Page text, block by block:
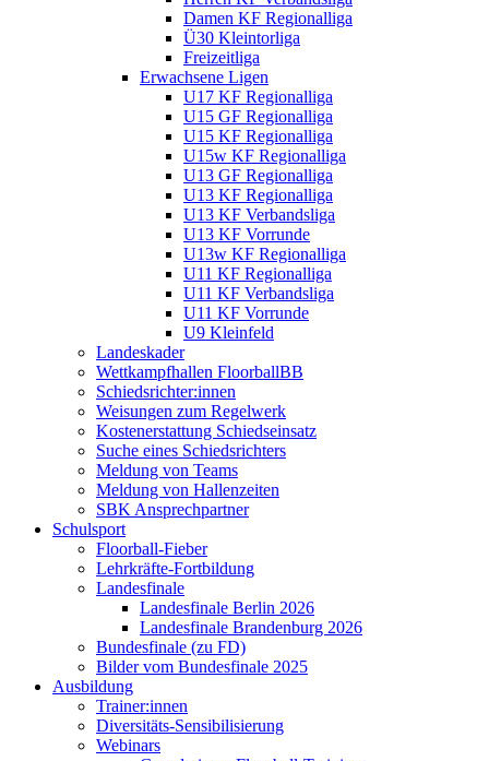
Damen KF Regionalliga
Ü30 Kleintorliga
Freizeitliga
Erwachsene Ligen
U17 KF Regionalliga
U15 GF Regionalliga
U15 KF Regionalliga
U15w KF Regionalliga
U13 GF Regionalliga
U13 KF Regionalliga
U13 KF Verbandsliga
U13 KF Vorrunde
U13w KF Regionalliga
U11 KF Regionalliga
U11 KF Verbandsliga
U11 KF Vorrunde
U9 Kleinfeld
Landeskader
Wettkampfhallen FloorballBB
Schiedsrichter:innen
Weisungen zum Regelwerk
Kostenerstattung Schiedseinsatz
Suche eines Schiedsrichters
Meldung von Teams
Meldung von Hallenzeiten
SBK Ansprechpartner
Schulsport
Floorball-Fieber
Lehrkräfte-Fortbildung
Landesfinale
Landesfinale Berlin 2026
Landesfinale Brandenburg 2026
Bundesfinale (zu FD)
Bilder vom Bundesfinale 2025
Ausbildung
Trainer:innen
Diversitäts-Sensibilisierung
Webinars